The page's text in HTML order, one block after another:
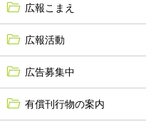
広報こまえ
広報活動
広告募集中
有償刊行物の案内